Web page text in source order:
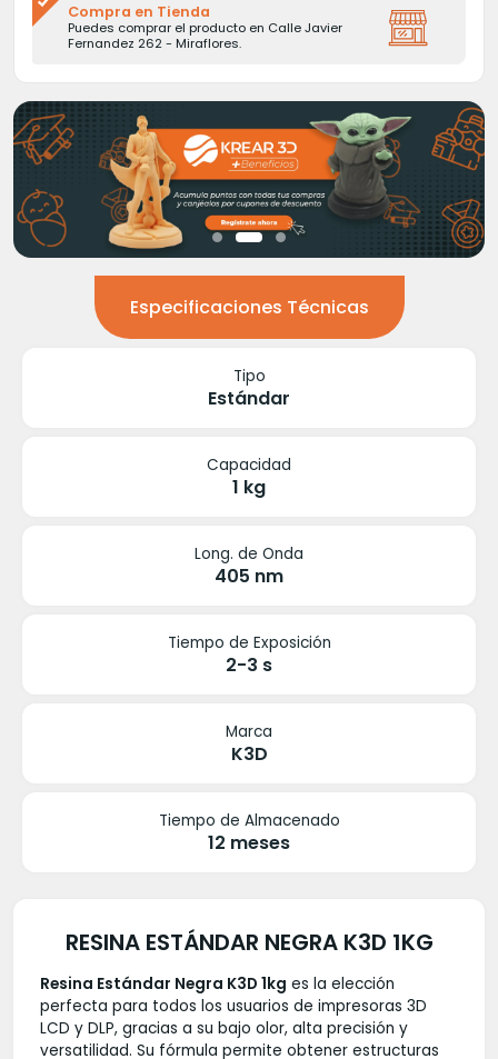
Compra en Tienda
Puedes comprar el producto en Calle Javier
Fernandez 262 - Miraflores.
Especificaciones Técnicas
Tipo
Estándar
Capacidad
1 kg
Long. de Onda
405 nm
Tiempo de Exposición
2-3 s
Marca
K3D
Tiempo de Almacenado
12 meses
RESINA ESTÁNDAR NEGRA K3D 1KG
Resina Estándar Negra K3D 1kg es la elección
perfecta para todos los usuarios de impresoras 3D
LCD y DLP, gracias a su bajo olor, alta precisión y
versatilidad. Su fórmula permite obtener estructuras